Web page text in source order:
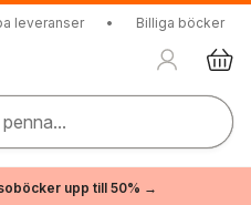
leveranser • Billiga böcker
upp till 50% →